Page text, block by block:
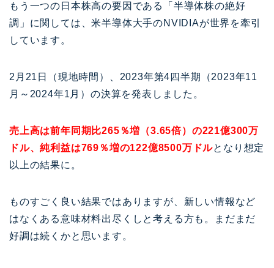
もう一つの日本株高の要因である「半導体株の絶好
調」に関しては、米半導体大手のNVIDIAが世界を牽引
しています。
2月21日（現地時間）、2023年第4四半期（2023年11
月～2024年1月）の決算を発表しました。
売上高は前年同期比265％増（3.65倍）の221億300万
ドル、純利益は769％増の122億8500万ドルとなり想定
以上の結果に。
ものすごく良い結果ではありますが、新しい情報など
はなくある意味材料出尽くしと考える方も。まだまだ
好調は続くかと思います。